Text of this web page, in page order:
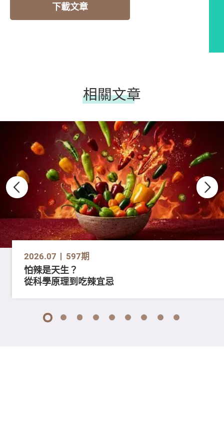
下載文章
相關文章
2026.07 597期
怕辣是天生？
從科學原理到吃辣宜忌
1 2 3 4 5 6 7 8 9